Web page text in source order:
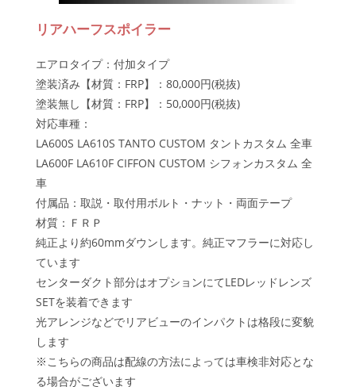
リアハーフスポイラー
エアロタイプ：付加タイプ
塗装済み【材質：FRP】：80,000円(税抜)
塗装無し【材質：FRP】：50,000円(税抜)
対応車種：
LA600S LA610S TANTO CUSTOM タントカスタム 全車
LA600F LA610F CIFFON CUSTOM シフォンカスタム 全
車
付属品：取説・取付用ボルト・ナット・両面テープ
材質：ＦＲＰ
純正より約60mmダウンします。純正マフラーに対応し
ています
センターダクト部分はオプションにてLEDレッドレンズ
SETを装着できます
光アレンジなどでリアビューのインパクトは格段に変貌
します
※こちらの商品は配線の方法によっては車検非対応とな
る場合がございます